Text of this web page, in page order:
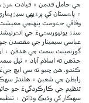
جي حامل قدمن ۾ قيادت ڪرڻ
۾ پاڪستان کي پرڏيهي
وفاقي حڪومت پنهنجي
سنڌ يونيورسٽيءَ جي
گورنمينٽ سمٽ جي هدفن ۽ ان
جڏهن ته اسلام آباد ۾ ٿيل
ڪندو. هن چيو ته سي ايڇ جيءَ
رابطن جي شعبن ۾ هلندڙ
تنظيم جي ڪارڪردگيءَ جو
سهڪار کي وڌيڪ وڌائڻ ۽